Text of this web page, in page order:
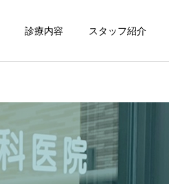
診療内容 スタッフ紹介